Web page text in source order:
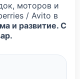
моторов и
/ Avito в
и развитие. С